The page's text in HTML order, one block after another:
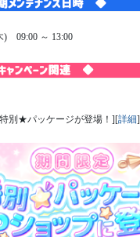
) 09:00 ～ 13:00
別★パッケージが登場！][詳細]